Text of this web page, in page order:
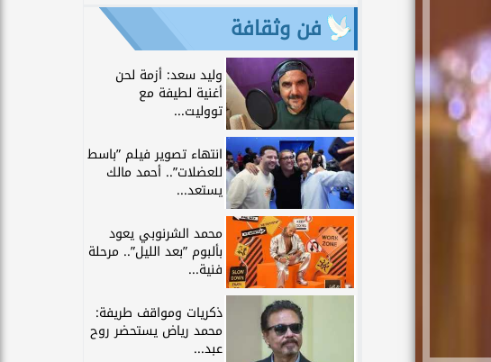
فن وثقافة
وليد سعد: أزمة لحن
أغنية لطيفة مع
تووليت...
انتهاء تصوير فيلم ”باسط
للعضلات”.. أحمد مالك
يستعد...
محمد الشرنوبي يعود
بألبوم ”بعد الليل”.. مرحلة
فنية...
ذكريات ومواقف طريفة:
محمد رياض يستحضر روح
عبد...